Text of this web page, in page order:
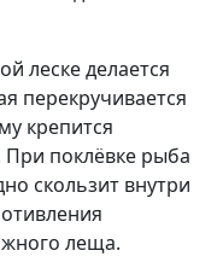
леске делается
перекручивается
крепится
поклёвке рыба
скользит внутри
леща.